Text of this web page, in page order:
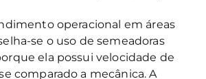
operacional em áreas
se o uso de semeadoras
ela possui velocidade de
comparado a mecânica. A